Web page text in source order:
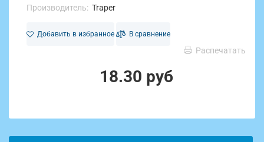
Производитель: Traper
Добавить в избранное В сравнение
Распечатать
18.30 руб